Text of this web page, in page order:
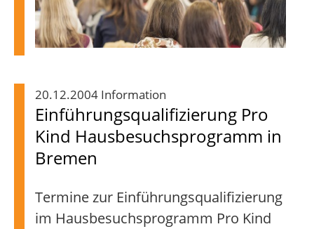
20.12.2004 Information
Einführungsqualifizierung Pro
Kind Hausbesuchsprogramm in
Bremen
Termine zur Einführungsqualifizierung
im Hausbesuchsprogramm Pro Kind